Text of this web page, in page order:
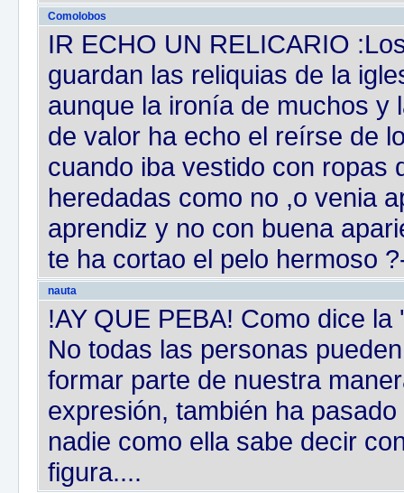
Comolobos
IR ECHO UN RELICARIO
guardan las reliquias de la
aunque la ironía de muchos y
de valor ha echo el reírse de
cuando iba vestido con ropas
heredadas como no ,o venia
aprendiz y no con buena
te ha cortao el pelo hermoso
nauta
!AY QUE PEBA! Como dice la
No todas las personas
formar parte de nuestra
expresión, también ha
nadie como ella sabe decir
figura....